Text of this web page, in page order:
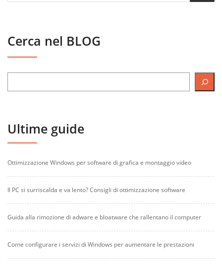
Cerca nel BLOG
Ultime guide
Ottimizzazione Windows per software di grafica e montaggio video
Il PC si surriscalda e va lento? Consigli di ottimizzazione software
Guida alla rimozione di adware e bloatware che rallentano il computer
Come configurare i servizi di Windows per aumentare le prestazioni